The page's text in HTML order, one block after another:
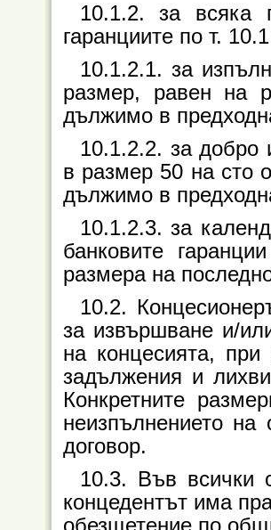
10.1.2. за всяка
гаранциите по т.
10.1.2.1. за
размер, равен на
дължимо в
10.1.2.2. за добро
в размер 50 на сто
дължимо в
10.1.2.3. за
банковите
размера на
10.2.
за извършване и/
на концесията, при
задължения и
Конкретните
неизпълнението на
договор.
10.3. Във всички
концедентът има
обезщетение по